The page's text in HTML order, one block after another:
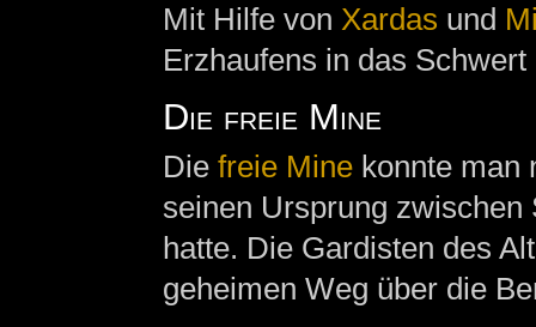
Mit Hilfe von Xardas und
Erzhaufens in das Schwert
Die freie Mine
Die freie Minekonnte man
seinen Ursprung
hatte. Die Gardisten des
geheimen Weg über die